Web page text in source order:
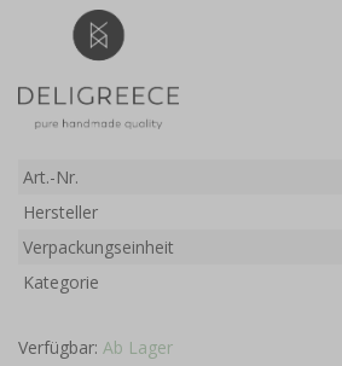
Art.-Nr.
Hersteller
Verpackungseinheit
Kategorie
Verfügbar: Ab Lager